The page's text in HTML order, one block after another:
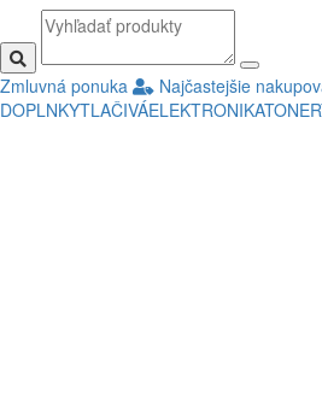
Zmluvná ponuka Najčastejšie
DOPLNKYTLAČIVÁELEKTRONIKA